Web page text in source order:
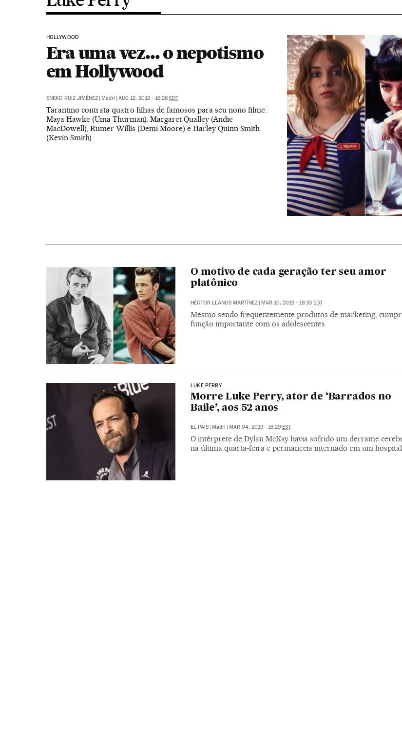
HOLLYWOOD
Era uma vez... o nepotismo
em Hollywood
ENEKO RUIZ JIMÉNEZ | Madri | AUG 12, 2019 - 16:26 EDT
Tarantino contrata quatro filhas de famosos para seu nono filme:
Maya Hawke (Uma Thurman), Margaret Qualley (Andie
MacDowell), Rumer Willis (Demi Moore) e Harley Quinn Smith
(Kevin Smith)
O motivo de cada geração ter seu amor
platônico
HÉCTOR LLANOS MARTÍNEZ | MAR 10, 2019 - 19:33 EDT
Mesmo sendo frequentemente produtos de marketing,
função importante com os adolescentes
LUKE PERRY
Morre Luke Perry, ator de ‘Barrados no
Baile’, aos 52 anos
EL PAÍS Madri MAR 04, 2019 - 16:29 EST
O intérprete de Dylan McKay havia sofrido um derrame
na última quarta-feira e permanecia internado em um hospital